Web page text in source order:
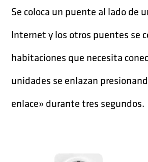
Se coloca un puente al lado de
Internet y los otros puentes se
habitaciones que necesita
unidades se enlazan
enlace» durante tres segundos.